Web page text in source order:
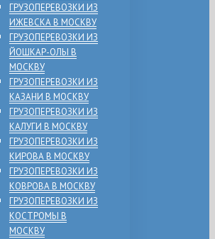
ГРУЗОПЕРЕВОЗКИ ИЗ
ИЖЕВСКА В МОСКВУ
ГРУЗОПЕРЕВОЗКИ ИЗ
ЙОШКАР-ОЛЫ В
МОСКВУ
ГРУЗОПЕРЕВОЗКИ ИЗ
КАЗАНИ В МОСКВУ
ГРУЗОПЕРЕВОЗКИ ИЗ
КАЛУГИ В МОСКВУ
ГРУЗОПЕРЕВОЗКИ ИЗ
КИРОВА В МОСКВУ
ГРУЗОПЕРЕВОЗКИ ИЗ
КОВРОВА В МОСКВУ
ГРУЗОПЕРЕВОЗКИ ИЗ
КОСТРОМЫ В
МОСКВУ